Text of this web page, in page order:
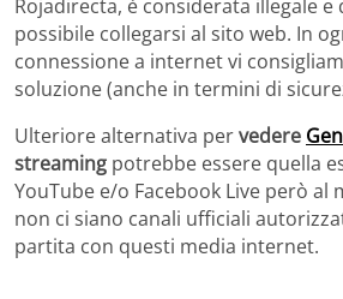
Rojadirecta, è considerata illegale
possibile collegarsi al sito web. In
connessione a internet vi
soluzione (anche in termini di
Ulteriore alternativa pervedere
streaming potrebbe essere quella
YouTube e/o Facebook Live però
non ci siano canali ufficiali
partita con questi media internet.